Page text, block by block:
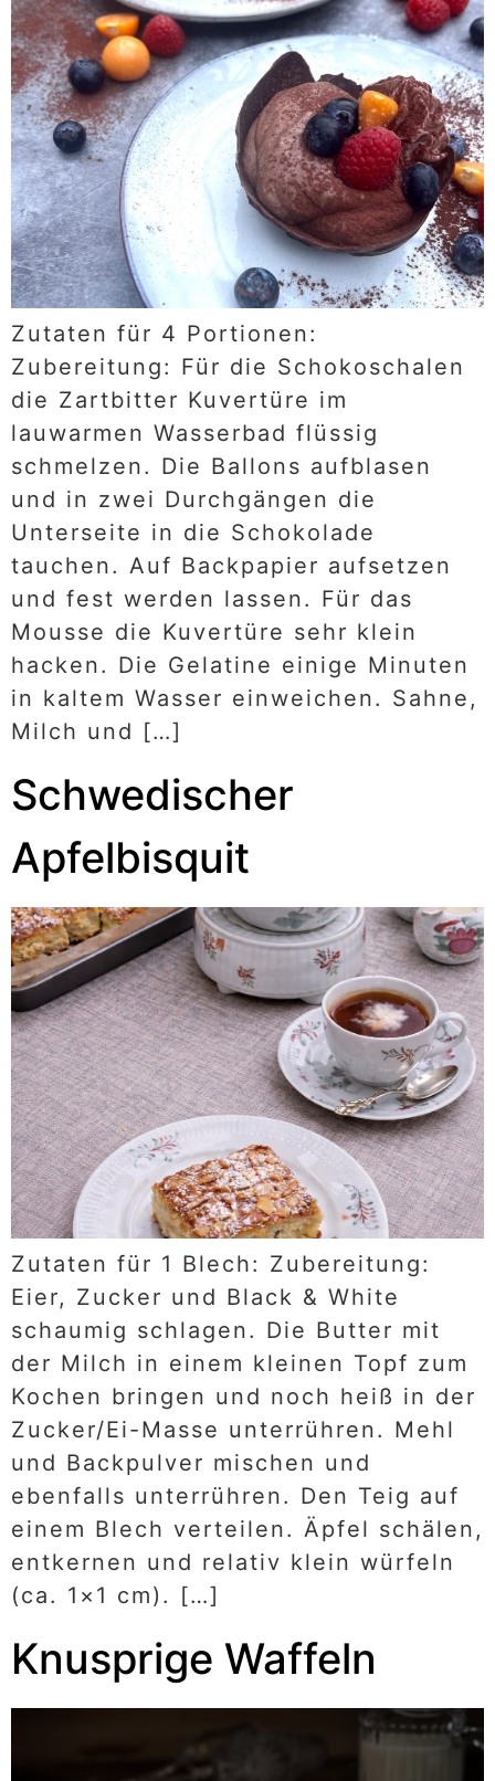
Zutaten für 4 Portionen:
Zubereitung: Für die Schokoschalen
die Zartbitter Kuvertüre im
lauwarmen Wasserbad flüssig
schmelzen. Die Ballons aufblasen
und in zwei Durchgängen die
Unterseite in die Schokolade
tauchen. Auf Backpapier aufsetzen
und fest werden lassen. Für das
Mousse die Kuvertüre sehr klein
hacken. Die Gelatine einige Minuten
in kaltem Wasser einweichen. Sahne,
Milch und […]
Schwedischer
Apfelbisquit
Zutaten für 1 Blech: Zubereitung:
Eier, Zucker und Black & White
schaumig schlagen. Die Butter mit
der Milch in einem kleinen Topf zum
Kochen bringen und noch heiß in der
Zucker/Ei-Masse unterrühren. Mehl
und Backpulver mischen und
ebenfalls unterrühren. Den Teig auf
einem Blech verteilen. Äpfel schälen,
entkernen und relativ klein würfeln
(ca. 1×1 cm). […]
Knusprige Waffeln